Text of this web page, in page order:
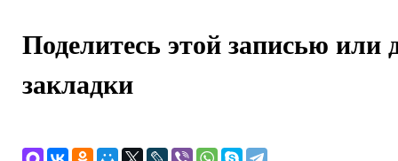
Поделитесь этой записью или
закладки